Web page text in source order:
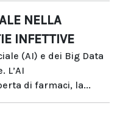
NELLA
INFETTIVE
(AI) e dei Big Data
L’AI
di farmaci, la...